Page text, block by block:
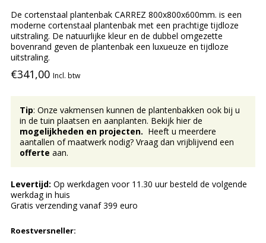
De cortenstaal plantenbak CARREZ 800x800x600mm. is een
moderne cortenstaal plantenbak met een prachtige tijdloze
uitstraling. De natuurlijke kleur en de dubbel omgezette
bovenrand geven de plantenbak een luxueuze en tijdloze
uitstraling.
€341,00 Incl. btw
Tip: Onze vakmensen kunnen de plantenbakken ook bij u
in de tuin plaatsen en aanplanten. Bekijk hier de
mogelijkheden en projecten. Heeft u meerdere
aantallen of maatwerk nodig? Vraag dan vrijblijvend een
offerte aan.
Levertijd: Op werkdagen voor 11.30 uur besteld de volgende
werkdag in huis
Gratis verzending vanaf 399 euro
Roestversneller: